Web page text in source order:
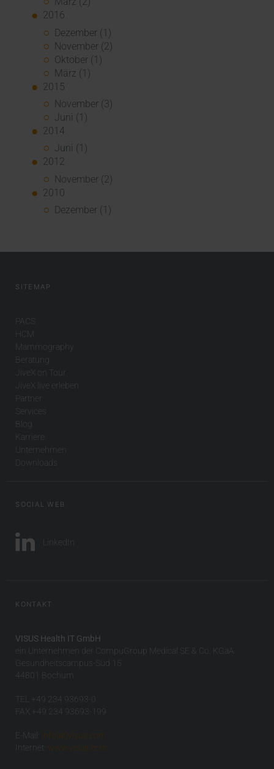
2016
Dezember (1)
November (2)
Oktober (1)
März (1)
2015
November (3)
Juni (1)
2014
Juni (1)
2012
November (2)
2010
Dezember (1)
SITEMAP
PACS
HCM
Mammography
Beratung
JiveX on Tour
JiveX live erleben
Partner
Services
Blog
Karriere
Unternehmen
Downloads
SOCIAL WEB
LinkedIn
KONTAKT
VISUS Health IT GmbH
ein Unternehmen der CompuGroup Medical SE & Co. KGaA
Gesundheitscampus-Süd 15
44801 Bochum
TEL +49 234 93693-0
FAX +49 234 93693-199
E-Mail:
info(at)visus.com
Internet:
www.visus.com